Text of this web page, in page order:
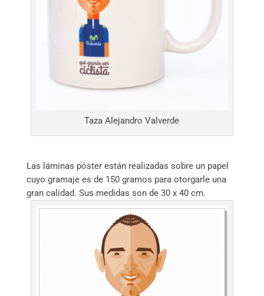
Taza Alejandro Valverde
Las láminas póster están realizadas sobre un papel
cuyo gramaje es de 150 gramos para otorgarle una
gran calidad. Sus medidas son de 30 x 40 cm.